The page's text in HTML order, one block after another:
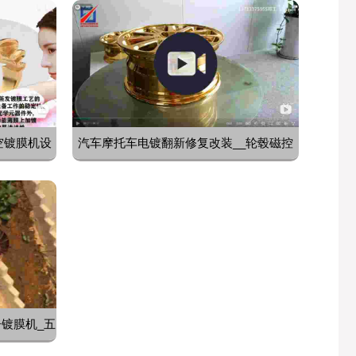
镀膜机设 汽车摩托车电镀翻新修复改装__轮毂磁控
膜机_五